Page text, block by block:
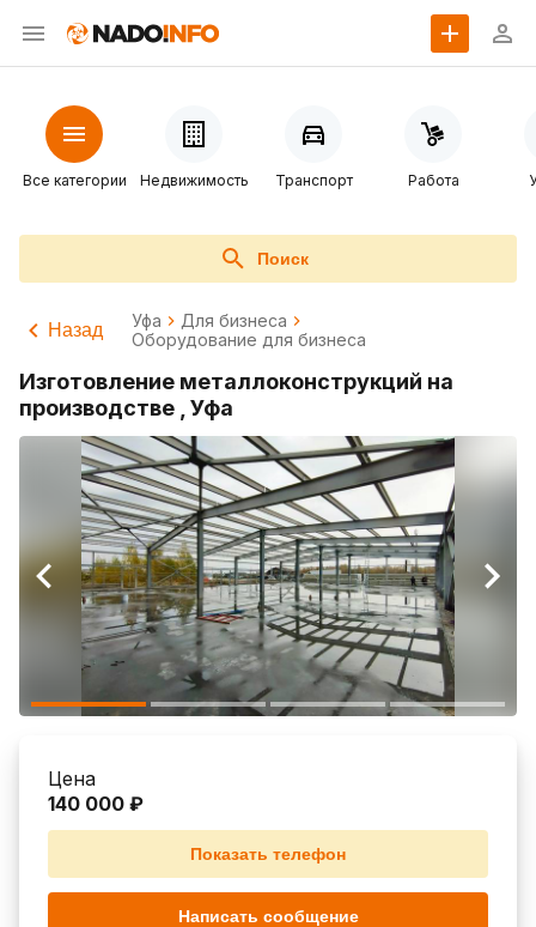
Все категории Недвижимость Транспорт Работа
Поиск
Назад Уфа
Для бизнеса
Оборудование для бизнеса
Изготовление металлоконструкций на
производстве , Уфа
Цена
140 000 ₽
Показать телефон
Написать сообщение